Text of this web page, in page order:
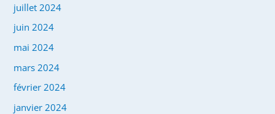
juillet 2024
juin 2024
mai 2024
mars 2024
février 2024
janvier 2024